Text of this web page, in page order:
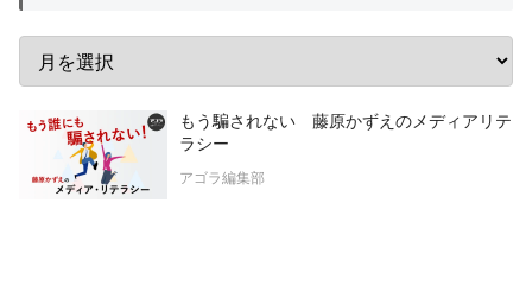
もう騙されない 藤原かずえのメディアリテ
ラシー
アゴラ編集部